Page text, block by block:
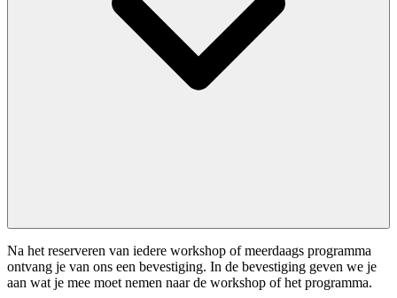
Na het reserveren van iedere workshop of meerdaags programma
ontvang je van ons een bevestiging. In de bevestiging geven we je
aan wat je mee moet nemen naar de workshop of het programma.